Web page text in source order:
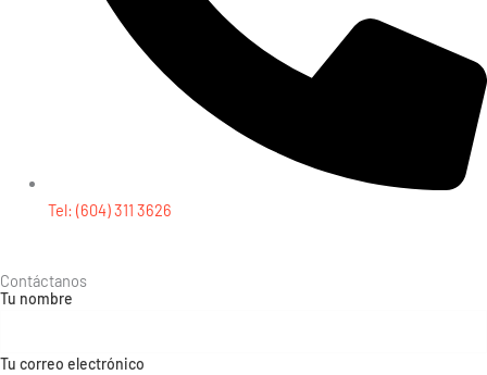
Tel: (604) 311 3626
Contáctanos
Tu nombre
Tu correo electrónico